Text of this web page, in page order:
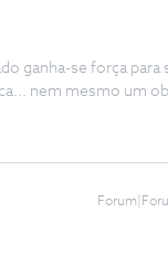
ganha-se força para
nem mesmo um